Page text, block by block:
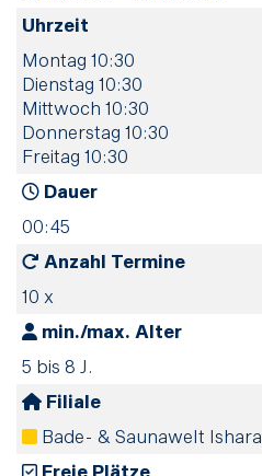
Uhrzeit
Montag 10:30
Dienstag 10:30
Mittwoch 10:30
Donnerstag 10:30
Freitag 10:30
Dauer
00:45
Anzahl Termine
10 x
min./max. Alter
5 bis 8 J.
Filiale
Bade- & Saunawelt Ishara
Freie Plätze